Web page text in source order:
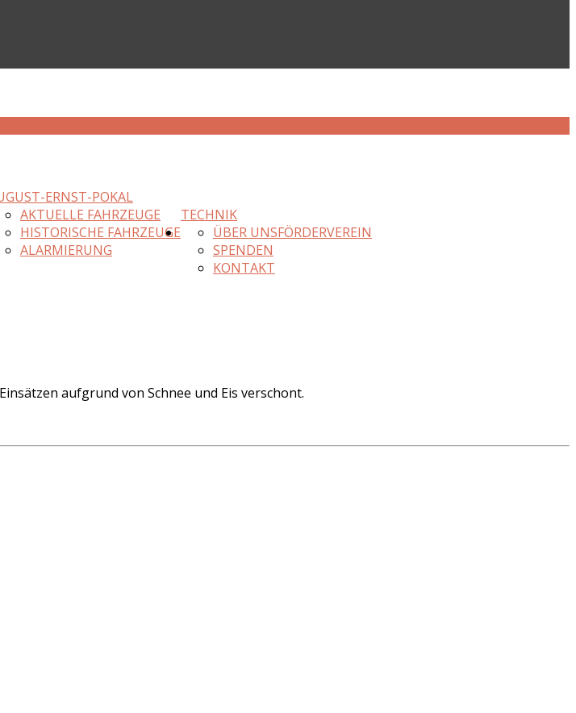
ERNST-POKAL
TECHNIK
AKTUELLE FAHRZEUGE
HISTORISCHE FAHRZEUGE
ALARMIERUNG
FÖRDERVEREIN
ÜBER UNS
SPENDEN
KONTAKT
aufgrund von Schnee und Eis verschont.